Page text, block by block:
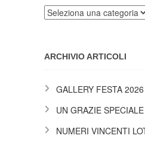
Categorie
ARCHIVIO ARTICOLI
GALLERY FESTA 2026
UN GRAZIE SPECIALE
NUMERI VINCENTI